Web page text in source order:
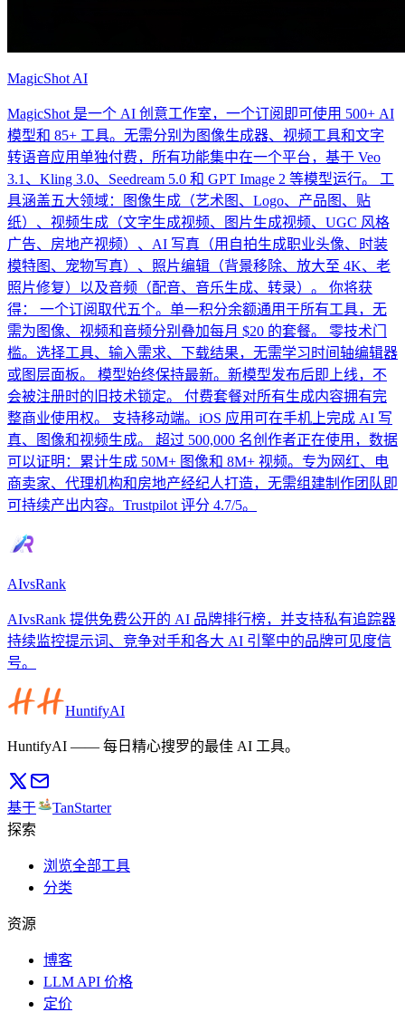
MagicShot AI
MagicShot 是一个 AI 创意工作室，一个订阅即可使用 500+ AI
模型和 85+ 工具。无需分别为图像生成器、视频工具和文字
转语音应用单独付费，所有功能集中在一个平台，基于 Veo
3.1、Kling 3.0、Seedream 5.0 和 GPT Image 2 等模型运行。 工
具涵盖五大领域：图像生成（艺术图、Logo、产品图、贴
纸）、视频生成（文字生成视频、图片生成视频、UGC 风格
广告、房地产视频）、AI 写真（用自拍生成职业头像、时装
模特图、宠物写真）、照片编辑（背景移除、放大至 4K、老
照片修复）以及音频（配音、音乐生成、转录）。 你将获
得： 一个订阅取代五个。单一积分余额通用于所有工具，无
需为图像、视频和音频分别叠加每月 $20 的套餐。 零技术门
槛。选择工具、输入需求、下载结果，无需学习时间轴编辑器
或图层面板。 模型始终保持最新。新模型发布后即上线，不
会被注册时的旧技术锁定。 付费套餐对所有生成内容拥有完
整商业使用权。 支持移动端。iOS 应用可在手机上完成 AI 写
真、图像和视频生成。 超过 500,000 名创作者正在使用，数据
可以证明：累计生成 50M+ 图像和 8M+ 视频。专为网红、电
商卖家、代理机构和房地产经纪人打造，无需组建制作团队即
可持续产出内容。Trustpilot 评分 4.7/5。
AIvsRank
AIvsRank 提供免费公开的 AI 品牌排行榜，并支持私有追踪器
持续监控提示词、竞争对手和各大 AI 引擎中的品牌可见度信
号。
HuntifyAI
HuntifyAI —— 每日精心搜罗的最佳 AI 工具。
基于
TanStarter
探索
浏览全部工具
分类
资源
博客
LLM API 价格
定价